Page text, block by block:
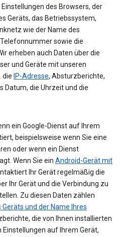
Einstellungen des Browsers, der
Geräts, das Betriebssystem,
wie der Name des
sowie die
erheben auch Daten über die
und Geräte mit unseren
die IP-Adresse, Absturzberichte,
Datum, die Uhrzeit und die
ein Google-Dienst auf Ihrem
beispielsweise wenn Sie eine
oder wenn ein Dienst
Wenn Sie ein Android-Gerät mit
Ihr Gerät regelmäßig die
Ihr Gerät und die Verbindung zu
Zu diesen Daten zählen
Geräts und der Name Ihres
die von Ihnen installierten
auf Ihrem Gerät,